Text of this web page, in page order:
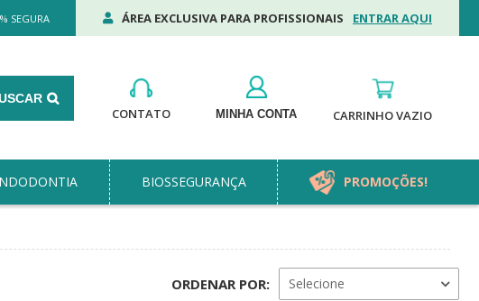
SEGURA ÁREA EXCLUSIVA PARA PROFISSIONAIS ENTRAR AQUI
CONTATO MINHA CONTA CARRINHO VAZIO
BIOSSEGURANÇA PROMOÇÕES!
ORDENAR POR: Selecione